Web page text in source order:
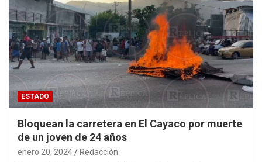
ESTADO
Bloquean la carretera en El Cayaco por muerte
de un joven de 24 años
enero 20, 2024 Redacción